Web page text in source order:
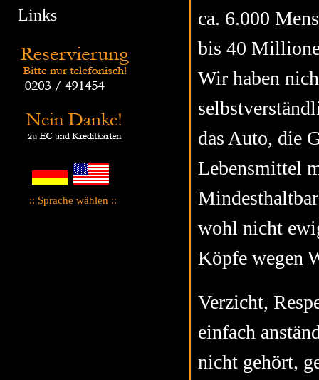
Links
:: Sprache wählen ::
ca. 6.000
bis 40
Wir haben
das Auto, die
Lebensmittel
wohl nicht
Köpfe wegen
Verzicht,
einfach
nicht gehört,